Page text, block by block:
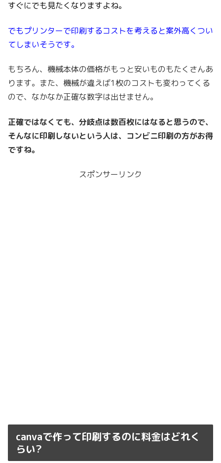
すぐにでも見たくなりますよね。
でもプリンターで印刷するコストを考えると案外高くつい
てしまいそうです。
もちろん、機械本体の価格がもっと安いものもたくさんあ
ります。また、機械が違えば1枚のコストも変わってくる
ので、なかなか正確な数字は出せません。
正確ではなくても、分岐点は数百枚にはなると思うので、
そんなに印刷しないという人は、コンビニ印刷の方がお得
ですね。
スポンサーリンク
canvaで作って印刷するのに料金はどれく
らい?